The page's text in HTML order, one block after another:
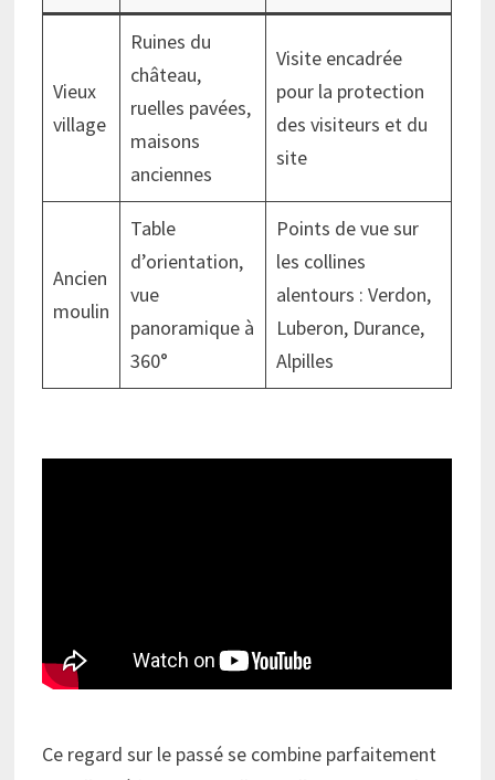
Vieux
village
Ruines du
château,
ruelles pavées,
maisons
anciennes
Visite encadrée
pour la protection
des visiteurs et du
site
Ancien
moulin
Table
d’orientation,
vue
panoramique à
360°
Points de vue sur
les collines
alentours : Verdon,
Luberon, Durance,
Alpilles
Ce regard sur le passé se combine parfaitement